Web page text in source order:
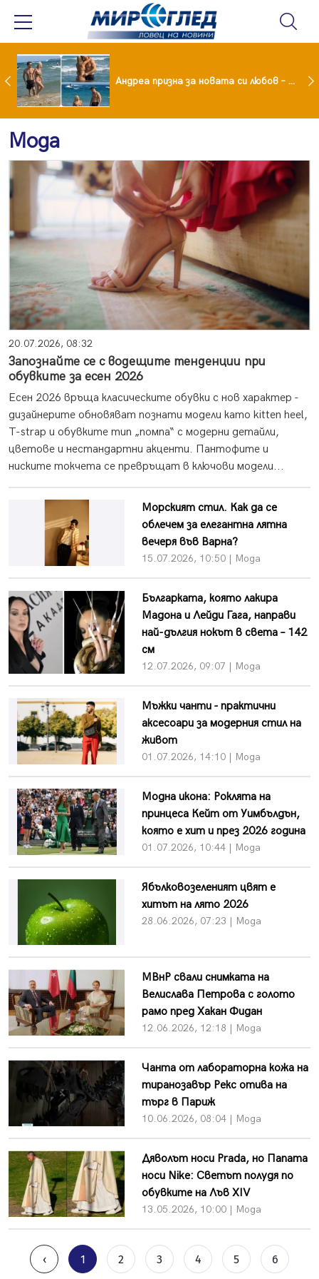
Драма вместо щастие: Звезда от "Татковци" е в болница с високорискова бременност Андреа призна за новата си любов – руснакът Игор
Мода
20.07.2026, 08:32
Запознайте се с водещите тенденции при
обувките за есен 2026
Есен 2026 връща класическите обувки с нов характер -
дизайнерите обновяват познати модели като kitten heel,
T-strap и обувките тип „помпа“ с модерни детайли,
цветове и нестандартни акценти. Пантофите и
ниските токчета се превръщат в ключови модели...
Морският стил. Как да се
облечем за елегантна лятна
вечеря във Варна?
15.07.2026, 10:50 | Мода
Българката, която лакира
Мадона и Лейди Гага, направи
най-дългия нокът в света – 142
см
12.07.2026, 09:07 | Мода
Мъжки чанти - практични
аксесоари за модерния стил на
живот
01.07.2026, 14:10 | Мода
Модна икона: Роклята на
принцеса Кейт от Уимбълдън,
която е хит и през 2026 година
01.07.2026, 10:44 | Мода
Ябълковозеленият цвят е
хитът на лято 2026
28.06.2026, 07:23 | Мода
МВнР свали снимката на
Велислава Петрова с голото
рамо пред Хакан Фидан
12.06.2026, 12:18 | Мода
Чанта от лабораторна кожа на
тиранозавър Рекс отива на
търг в Париж
10.06.2026, 08:04 | Мода
Дяволът носи Prada, но Папата
носи Nike: Светът полудя по
обувките на Лъв XIV
13.05.2026, 10:00 | Мода
‹ 1 2 3 4 5 6